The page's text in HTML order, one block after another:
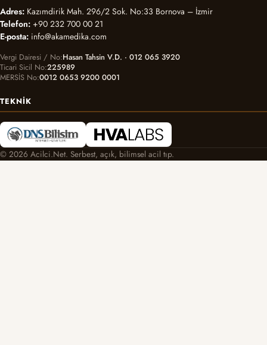
Adres: Kazımdirik Mah. 296/2 Sok. No:33 Bornova – İzmir
Telefon: +90 232 700 00 21
E-posta: info@akamedika.com
Vergi Dairesi / No Hasan Tahsin V.D. · 012 065 3920
Ticari Sicil No 225989
MERSİS No 0012 0653 9200 0001
TEKNIK
© 2026 Acilci.Net. Serbest, açık, bilimsel acil tıp.